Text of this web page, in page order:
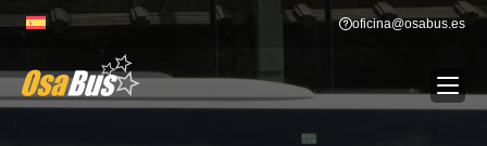
to
oficina@osabus.es